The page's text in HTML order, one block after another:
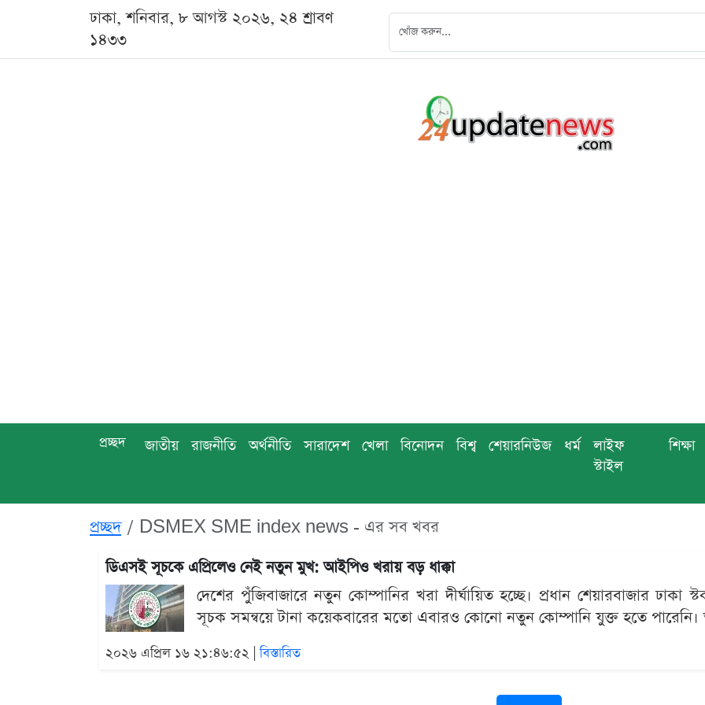
ঢাকা, শনিবার, ৮ আগস্ট ২০২৬, ২৪ শ্রাবণ
১৪৩৩
প্রচ্ছদ জাতীয় রাজনীতি অর্থনীতি সারাদেশ খেলা বিনোদন বিশ্ব শেয়ারনিউজ ধর্ম
লাইফ
স্টাইল
শিক্ষা
প্রচ্ছদ DSMEX SME index news - এর সব খবর
ডিএসই সূচকে এপ্রিলেও নেই নতুন মুখ: আইপিও খরায় বড় ধাক্কা
দেশের পুঁজিবাজারে নতুন কোম্পানির খরা দীর্ঘায়িত হচ্ছে। প্রধান শেয়ারবাজার ঢাকা
সূচক সমন্বয়ে টানা কয়েকবারের মতো এবারও কোনো নতুন কোম্পানি যুক্ত হতে পারেনি।
২০২৬ এপ্রিল ১৬ ২১:৪৬:৫২ |বিস্তারিত